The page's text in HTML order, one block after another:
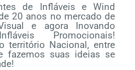
de Infláveis e Wind
20 anos no mercado de
e agora Inovando
Promocionais!
território Nacional, entre
fazemos suas ideias se